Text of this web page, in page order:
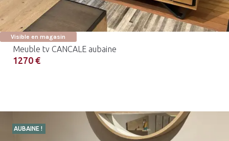
Visible en magasin
Meuble tv CANCALE aubaine
1270 €
AUBAINE !